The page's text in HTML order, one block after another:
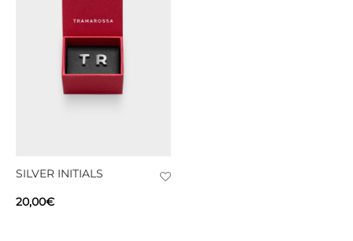
SILVER INITIALS
20,00€